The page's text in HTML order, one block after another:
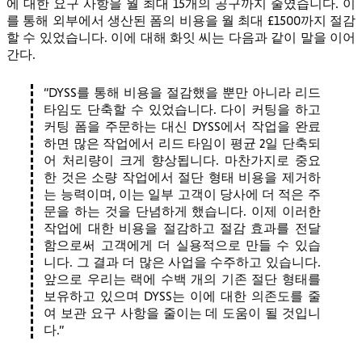
에 대한 요구 사항을 월 최대 15개의 공구까지 줄였습니다. 이
를 통해 외부에서 생산된 폼의 비용을 월 최대 £1500까지 절감
할 수 있었습니다. 이에 대해 화잇 씨는 다음과 같이 말을 이어
간다.
DYSS를 통해 비용을 절감했을 뿐만 아니라 리드
타임도 단축할 수 있었습니다. 다이 커팅을 하고
커팅 폼을 주문하는 대신 DYSS에서 작업을 완료
하면 많은 작업에서 리드 타임이 평균 2일 단축되
어 처리량이 크게 향상됩니다. 마찬가지로 중요
한 것은 소량 작업에서 절단 형태 비용을 제거하
는 능력이며, 이는 일부 고객이 당사에 더 적은 주
문을 하는 것을 단념하게 했습니다. 이제 이러한
작업에 대한 비용을 절감하고 절감 효과를 전달
함으로써 고객에게 더 실용적으로 만들 수 있습
니다. 그 결과 더 많은 사업을 수주하고 있습니다.
앞으로 우리는 랙에 수백 개의 기존 절단 형태를
보유하고 있으며 DYSS는 이에 대한 의존도를 줄
여 보관 요구 사항을 줄이는 데 도움이 될 것입니
다.